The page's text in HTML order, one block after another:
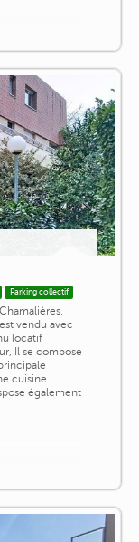
Parking collectif
vendu avec
locatif
Il se compose
cuisine
également